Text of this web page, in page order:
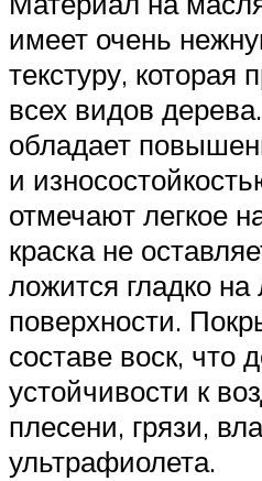
имеет очень
текстуру,
всех видов
обладает
и
отмечают легкое
краска не
ложится гладко
поверхности.
составе воск, что
устойчивости к
плесени, грязи,
ультрафиолета.